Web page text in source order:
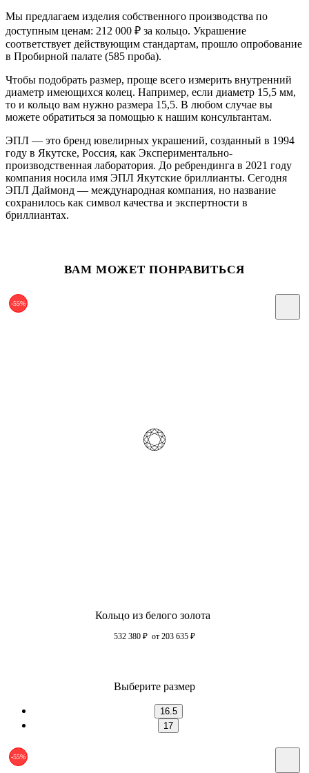
Мы предлагаем изделия собственного производства по
доступным ценам: 212 000 ₽ за кольцо. Украшение
соответствует действующим стандартам, прошло опробование
в Пробирной палате (585 проба).
Чтобы подобрать размер, проще всего измерить внутренний
диаметр имеющихся колец. Например, если диаметр 15,5 мм,
то и кольцо вам нужно размера 15,5. В любом случае вы
можете обратиться за помощью к нашим консультантам.
ЭПЛ — это бренд ювелирных украшений, созданный в 1994
году в Якутске, Россия, как Экспериментально-
производственная лаборатория. До ребрендинга в 2021 году
компания носила имя ЭПЛ Якутские бриллианты. Сегодня
ЭПЛ Даймонд — международная компания, но название
сохранилось как символ качества и экспертности в
бриллиантах.
ВАМ МОЖЕТ ПОНРАВИТЬСЯ
-55%
Кольцо из белого золота
532 380 ₽ от 203 635 ₽
Выберите размер
16.5
17
-55%